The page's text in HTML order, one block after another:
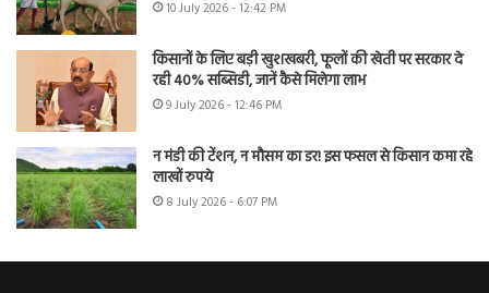
10 July 2026 - 12:42 PM
किसानों के लिए बड़ी खुशखबरी, फूलों की खेती पर सरकार दे
रही 40% सब्सिडी, जानें कैसे मिलेगा लाभ
9 July 2026 - 12:46 PM
न मंडी की टेंशन, न मौसम का डर! इस फसल से किसान कमा रहे
लाखों रुपये
8 July 2026 - 6:07 PM